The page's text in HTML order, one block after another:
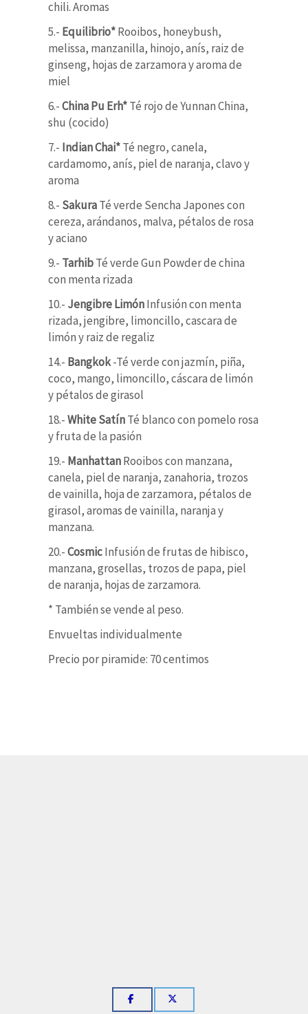
chili. Aromas
5.- Equilibrio*Rooibos, honeybush,
melissa, manzanilla, hinojo, anís, raiz de
ginseng, hojas de zarzamora y aroma de
miel
6.-China Pu Erh*Té rojo de Yunnan China,
shu (cocido)
7.- Indian Chai*Té negro, canela,
cardamomo, anís, piel de naranja, clavo y
aroma
8.- SakuraTé verde Sencha Japones con
cereza, arándanos, malva, pétalos de rosa
y aciano
9.- TarhibTé verde Gun Powder de china
con menta rizada
10.- Jengibre LimónInfusión con menta
rizada, jengibre, limoncillo, cascara de
limón y raiz de regaliz
14.- Bangkok-Té verde con jazmín, piña,
coco, mango, limoncillo, cáscara de limón
y pétalos de girasol
18.-White SatínTé blanco con pomelo rosa
y fruta de la pasión
19.- ManhattanRooibos con manzana,
canela, piel de naranja, zanahoria, trozos
de vainilla, hoja de zarzamora, pétalos de
girasol, aromas de vainilla, naranja y
manzana.
20.-CosmicInfusión de frutas de hibisco,
manzana, grosellas, trozos de papa, piel
de naranja, hojas de zarzamora.
* También se vende al peso.
Envueltas individualmente
Precio por piramide: 70 centimos